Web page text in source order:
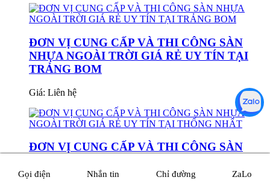
ĐƠN VỊ CUNG CẤP VÀ THI CÔNG SÀN
NHỰA NGOÀI TRỜI GIÁ RẺ UY TÍN TẠI
TRẢNG BOM
Giá: Liên hệ
ĐƠN VỊ CUNG CẤP VÀ THI CÔNG SÀN
THỐNG NHẤT
Gọi điện Nhắn tin Chỉ đường ZaLo